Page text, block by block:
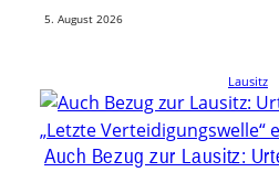
5. August 2026
Lausitz
Auch Bezug zur Lausitz: